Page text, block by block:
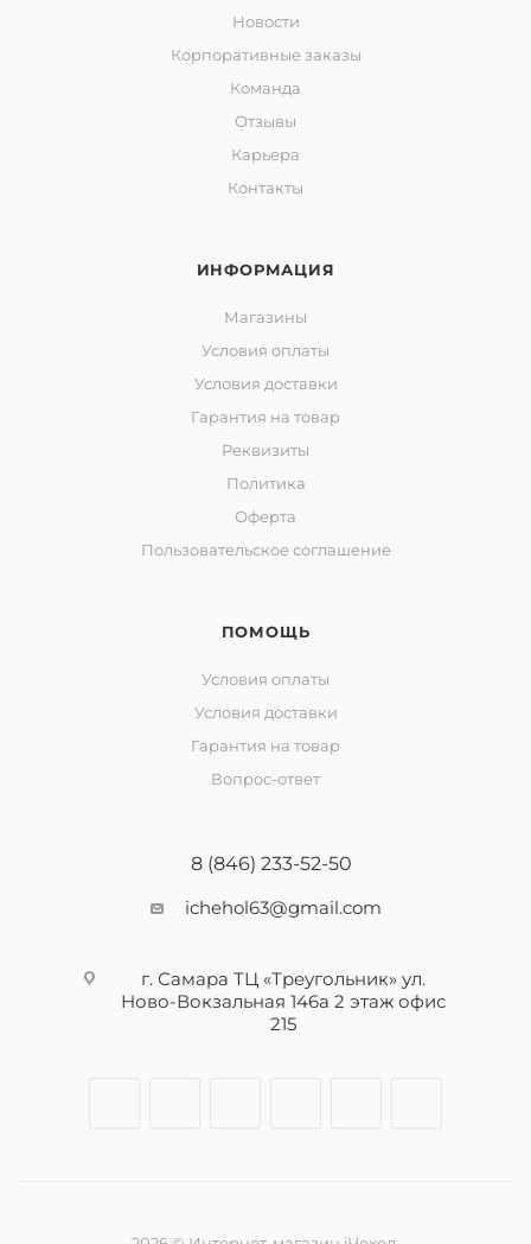
Новости
Корпоративные заказы
Команда
Отзывы
Карьера
Контакты
ИНФОРМАЦИЯ
Магазины
Условия оплаты
Условия доставки
Гарантия на товар
Реквизиты
Политика
Оферта
Пользовательское соглашение
ПОМОЩЬ
Условия оплаты
Условия доставки
Гарантия на товар
Вопрос-ответ
8 (846) 233-52-50
ichehol63@gmail.com
г. Самара ТЦ «Треугольник» ул.
Ново-Вокзальная 146а 2 этаж офис
215